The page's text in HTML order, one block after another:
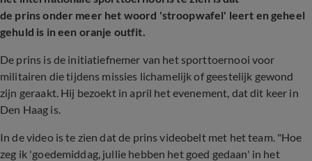
de prins onder meer het woord 'stroopwafel' leert en geheel
gehuld is in een oranje outfit.
De prins is de initiatiefnemer van het sporttoernooi voor
militairen die tijdens missies lichamelijk of geestelijk gewond
zijn geraakt. Hij bezoekt in april het evenement, dat dit keer in
Den Haag is.
In de video is te zien dat de prins videobelt met het team. "Hoe
zeg ik 'goedemiddag, jullie hebben het goed gedaan' in het